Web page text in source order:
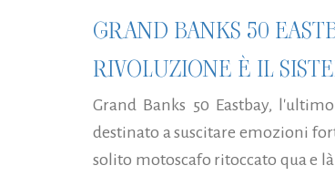
GRAND BANKS 50
RIVOLUZIONE È IL
Grand Banks 50 Eastbay,
destinato a suscitare emozioni
solito motoscafo ritoccato qua e